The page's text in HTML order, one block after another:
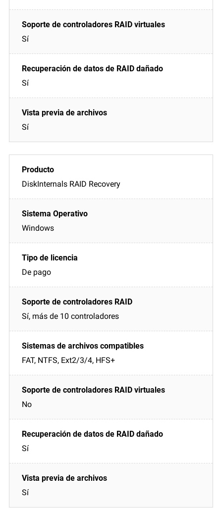
Sí
Sí
Sí
DiskInternals RAID Recovery
Windows
De pago
Sí, más de 10 controladores
FAT, NTFS, Ext2/3/4, HFS+
No
Sí
Sí